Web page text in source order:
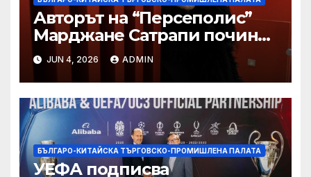
Авторът на “Персеполис”
Марджане Сатрапи почина
“от тъга” на 56 години
JUN 4, 2026 ADMIN
БЪЛГАРО-КИТАЙСКА ТЪРГОВСКО-ПРОМИШЛЕНА ПАЛАТА
УЕФА подписва